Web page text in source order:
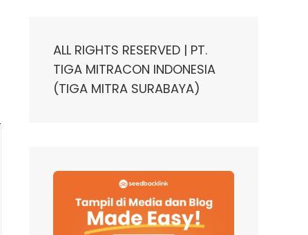
ALL RIGHTS RESERVED | PT.
TIGA MITRACON INDONESIA
(TIGA MITRA SURABAYA)